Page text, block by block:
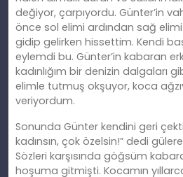
değiyor, çarpıyordu. Günter’in
önce sol elimi ardından sağ
gidip gelirken hissettim. Kendi
eylemdi bu. Günter’in kabaran
kadınlığım bir denizin dalgaları
elimle tutmuş okşuyor, koca
veriyordum.
Sonunda Günter kendini geri
kadınsın, çok özelsin!” dedi
Sözleri karşısında göğsüm
hoşuma gitmişti. Kocamın